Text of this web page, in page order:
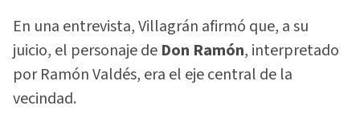
En una entrevista, Villagrán afirmó que, a su
juicio, el personaje de Don Ramón, interpretado
por Ramón Valdés, era el eje central de la
vecindad.